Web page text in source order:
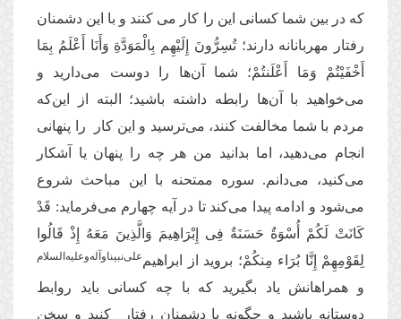
که در بین شما کسانی این را کار می‌ کنند و با این دشمنان
رفتار مهربانانه دارند؛ تُسِرُّونَ إِلَیْهِم بِالْمَوَدَّةِ وَأَنَا أَعْلَمُ بِمَا
أَخْفَیْتُمْ وَمَا أَعْلَنتُمْ؛ شما آن‌ها را دوست می‌دارید و
می‌خواهید با آن‌ها رابطه داشته باشید؛ البته از این‌که
مردم با شما مخالفت کنند، می‌ترسید و این کار را پنهانی
انجام می‌دهید، اما بدانید من هر ‌چه را پنهان یا آشکار
می‌کنید، می‌دانم. سوره ممتحنه با این مباحث شروع
می‌شود و ادامه پیدا می‌کند تا در آیه چهارم می‌فرماید: قَدْ
كَانَتْ لَكُمْ أُسْوَةٌ حَسَنَةٌ فِی إِبْرَاهِیمَ وَالَّذِینَ مَعَهُ إِذْ قَالُوا
لِقَوْمِهِمْ إِنَّا بُرَاء مِنكُمْ؛ بروید از ابراهیم‌ علی‌نبیناوآله‌وعلیه‌السلام
و همراهانش یاد بگیرید که با چه کسانی باید روابط
دوستانه باشید و چگونه با دشمنان رفتار کنید و سخن